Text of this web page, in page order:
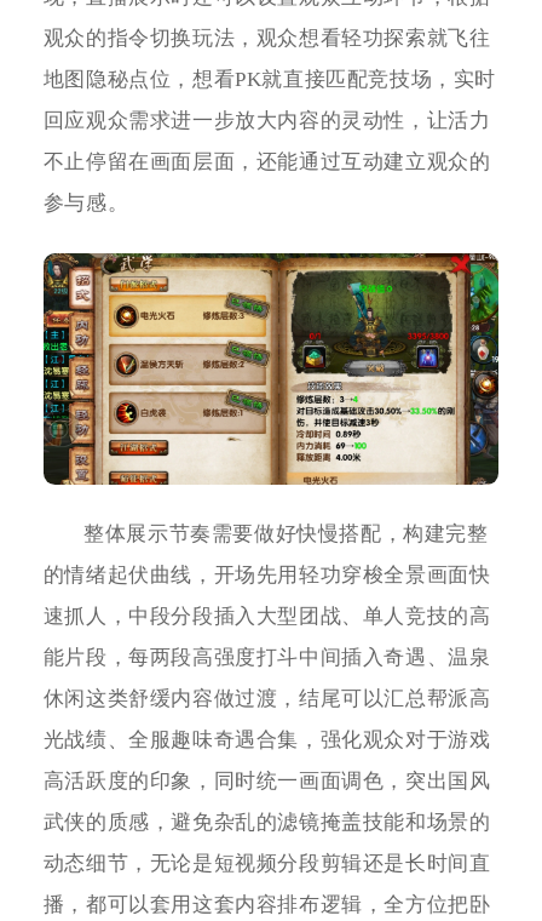
观众的指令切换玩法，观众想看轻功探索就飞往
地图隐秘点位，想看PK就直接匹配竞技场，实时
回应观众需求进一步放大内容的灵动性，让活力
不止停留在画面层面，还能通过互动建立观众的
参与感。
整体展示节奏需要做好快慢搭配，构建完整
的情绪起伏曲线，开场先用轻功穿梭全景画面快
速抓人，中段分段插入大型团战、单人竞技的高
能片段，每两段高强度打斗中间插入奇遇、温泉
休闲这类舒缓内容做过渡，结尾可以汇总帮派高
光战绩、全服趣味奇遇合集，强化观众对于游戏
高活跃度的印象，同时统一画面调色，突出国风
武侠的质感，避免杂乱的滤镜掩盖技能和场景的
动态细节，无论是短视频分段剪辑还是长时间直
播，都可以套用这套内容排布逻辑，全方位把卧